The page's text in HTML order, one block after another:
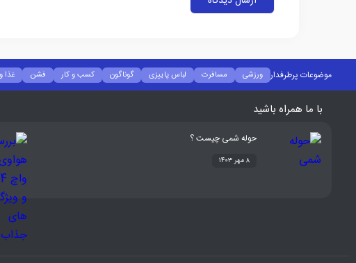
موضوعات پرطرفدار ورزشی مسافرت لباس پاییزی گوناگون کسب و کار فشن غذا
با ما همراه باشید
حوله شمی چیست ؟
۸ مهر ۱۴۰۳